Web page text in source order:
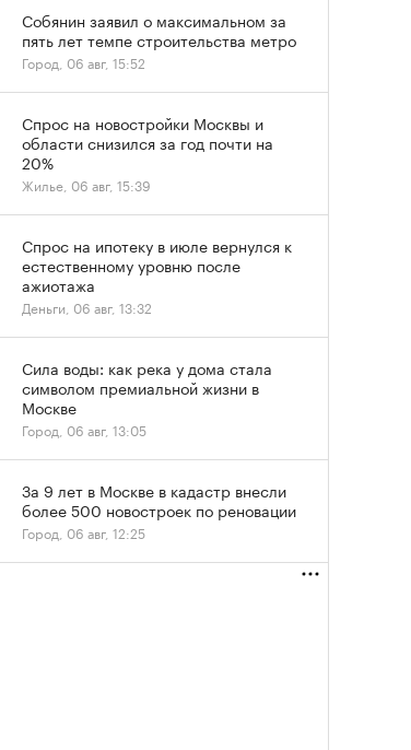
Собянин заявил о максимальном за
пять лет темпе строительства метро
Город, 06 авг, 15:52
Спрос на новостройки Москвы и
области снизился за год почти на
20%
Жилье, 06 авг, 15:39
Спрос на ипотеку в июле вернулся к
естественному уровню после
ажиотажа
Деньги, 06 авг, 13:32
Сила воды: как река у дома стала
символом премиальной жизни в
Москве
Город, 06 авг, 13:05
За 9 лет в Москве в кадастр внесли
более 500 новостроек по реновации
Город, 06 авг, 12:25